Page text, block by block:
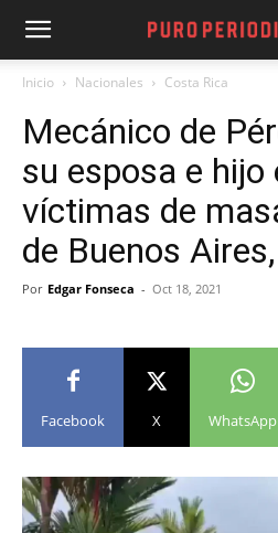
Inicio Nacionales Costa Rica
Mecánico de
su esposa e hijo
víctimas de
de Buenos
Por Edgar Fonseca - Oct 18, 2021
Facebook X WhatsApp